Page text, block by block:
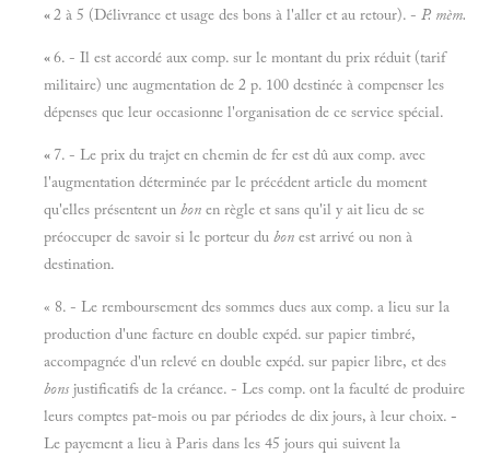
«2 à 5 (Délivrance et usage des bons à l'aller et au retour). - P. mèm.
«6. - Il est accordé aux comp. sur le montant du prix réduit (tarif
militaire) une augmentation de 2 p. 100 destinée à compenser les
dépenses que leur occasionne l'organisation de ce service spécial.
« 7. - Le prix du trajet en chemin de fer est dû aux comp. avec
l'augmentation déterminée par le précédent article du moment
qu'elles présentent un bon en règle et sans qu'il y ait lieu de se
préoccuper de savoir si le porteur du bon est arrivé ou non à
destination.
« 8. - Le remboursement des sommes dues aux comp. a lieu sur la
production d'une facture en double expéd. sur papier timbré,
accompagnée d'un relevé en double expéd. sur papier libre, et des
bons justificatifs de la créance. - Les comp. ont la faculté de produire
leurs comptes pat-mois ou par périodes de dix jours, à leur choix. -
Le payement a lieu à Paris dans les 45 jours qui suivent la